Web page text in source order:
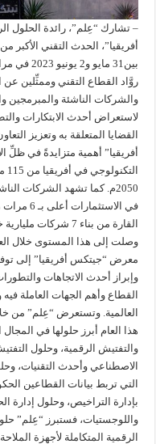
– تشارك “عِلم”، رائدة الحلول
أفريقيا”، الحدث التقني الأكبر
بين31
روَّاد القطاع التقني وممثِّلين
والشركات الناشئة والمبرمجين
لاستعراض أحدث الابتكارات
القضايا المتعلقة به وتعزيز
أفريقيا” أهمية متزايدةً في ظلِّ
2050م. كما تشهد الشركات
في
القارة من بناء 7
وصلت إلى هذا المستوى خلال
معرض “جيتكس أفريقيا” إلى
وإبراز أحدث الاتجاهات
القطاع وأهم الجهات العاملة فيه
العالمية. وتستعرض “عِلم” من
هذا العام أبرز حلولها في
والتفتيش الرقمية، وحلول
الاصطناعي وأحدث التقنيات،
التي تربط بيانات القطاعين
بإدارة التراخيص، وحلول إدارة
واللوجستيات، فستبرز “عِلم”
الرقمية المتكاملة لأجهزة